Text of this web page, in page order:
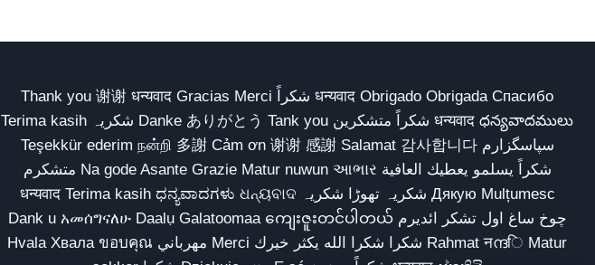
Thank you 谢谢 धन्यवाद Gracias Merci شكراً धन्यवाद Obrigado Obrigada Спасибо
Terima kasih شکریہ Danke ありがとう Tank you شكراً متشكرين धन्यवाद ధన్యవాదములు
Teşekkür ederim நன்றி 多謝 Cảm ơn 谢谢 感謝 Salamat 감사합니다 سپاسگزارم
متشکرم Na gode Asante Grazie Matur nuwun આભાર شكراً يسلمو يعطيك العافية
धन्यवाद Terima kasih ಧನ್ಯವಾದಗಳು ଧନ୍ୟବାଦ شکریہ تھوڑا شکریہ Дякую Mulțumesc
Dank u አመሰግናለሁ Daalụ Galatoomaa ကျေးဇူးတင်ပါတယ် چوخ ساغ اول تشکر ائدیرم
Hvala Хвала ขอบคุณ مهرباني Merci شكرا شكرا الله يكثر خيرك Rahmat नന്ദि Matur